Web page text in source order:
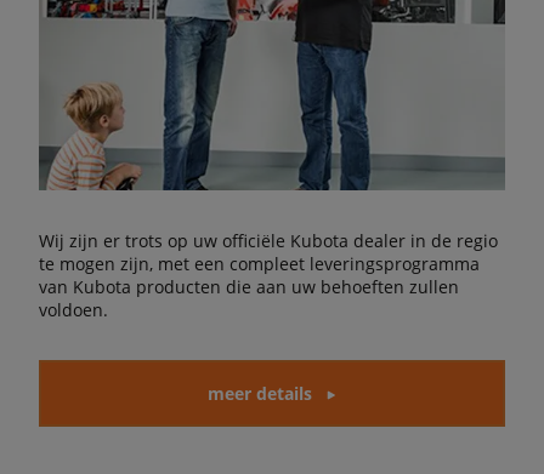
Wij zijn er trots op uw officiële Kubota dealer in de regio
te mogen zijn, met een compleet leveringsprogramma
van Kubota producten die aan uw behoeften zullen
voldoen.
meer details